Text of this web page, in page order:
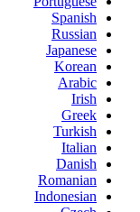
Spanish
Russian
Japanese
Korean
Arabic
Irish
Greek
Turkish
Italian
Danish
Romanian
Indonesian